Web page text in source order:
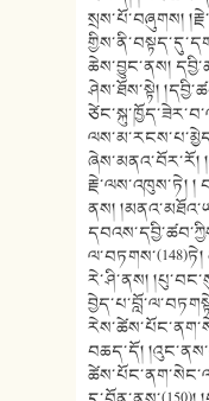
སྲས་པོ་བཞུགས།
ཆེས་བྱུང་ནས།
ཤེས་ཐོས་སྟེ།
ཞེས་མནའ་བོར་རོ།
རྗེ་ལས་འཁུས་ཏེ། །
ནས།
རེ་ཤི་ནས།
བཆད་དོ།